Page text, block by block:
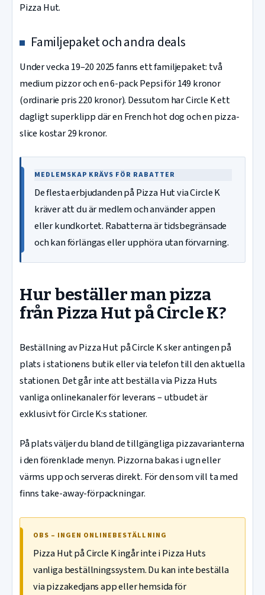
Pizza Hut.
Familjepaket och andra deals
Under vecka 19–20 2025 fanns ett familjepaket: två
medium pizzor och en 6-pack Pepsi för 149 kronor
(ordinarie pris 220 kronor). Dessutom har Circle K ett
dagligt superklipp där en French hot dog och en pizza-
slice kostar 29 kronor.
MEDLEMSKAP KRÄVS FÖR RABATTER
De flesta erbjudanden på Pizza Hut via Circle K
kräver att du är medlem och använder appen
eller kundkortet. Rabatterna är tidsbegränsade
och kan förlängas eller upphöra utan förvarning.
Hur beställer man pizza
från Pizza Hut på Circle K?
Beställning av Pizza Hut på Circle K sker antingen på
plats i stationens butik eller via telefon till den aktuella
stationen. Det går inte att beställa via Pizza Huts
vanliga onlinekanaler för leverans – utbudet är
exklusivt för Circle K:s stationer.
På plats väljer du bland de tillgängliga pizzavarianterna
i den förenklade menyn. Pizzorna bakas i ugn eller
värms upp och serveras direkt. För den som vill ta med
finns take-away-förpackningar.
OBS – INGEN ONLINEBESTÄLLNING
Pizza Hut på Circle K ingår inte i Pizza Huts
vanliga beställningssystem. Du kan inte beställa
via pizzakedjans app eller hemsida för